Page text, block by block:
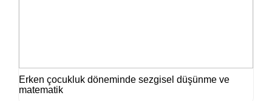
Erken çocukluk döneminde sezgisel düşünme ve
matematik